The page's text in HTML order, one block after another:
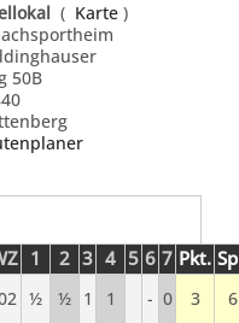
( Karte )
50B
1 2 3 4 5 6 7 Pkt.
½ ½ 1 1 - 0 3
6